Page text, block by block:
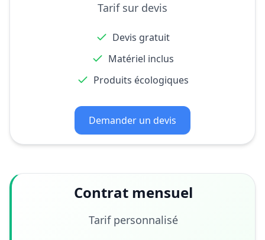
Tarif sur devis
Devis gratuit
Matériel inclus
Produits écologiques
Demander un devis
Contrat mensuel
Tarif personnalisé